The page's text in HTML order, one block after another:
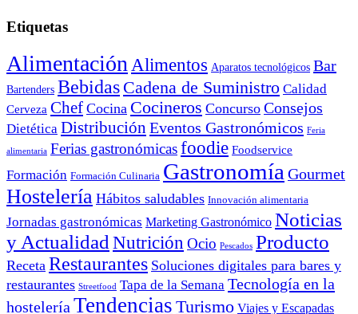
Etiquetas
Alimentación Alimentos Aparatos tecnológicos Bar
Bartenders Bebidas Cadena de Suministro Calidad
Cerveza Chef Cocina Cocineros Concurso Consejos
Dietética Distribución Eventos Gastronómicos Feria
alimentaria Ferias gastronómicasfoodie Foodservice
Formación Formación Culinaria Gastronomía Gourmet
Hostelería Hábitos saludables Innovación alimentaria
Jornadas gastronómicas Marketing Gastronómico Noticias
y Actualidad Nutrición Ocio Pescados Producto
Receta Restaurantes Soluciones digitales para bares y
restaurantes Streetfood Tapa de la Semana Tecnología en la
hostelería Tendencias Turismo Viajes y Escapadas